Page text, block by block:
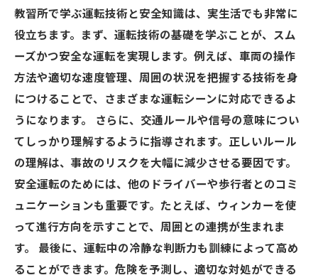
教習所で学ぶ運転技術と安全知識は、実生活でも非常に
役立ちます。まず、運転技術の基礎を学ぶことが、スム
ーズかつ安全な運転を実現します。例えば、車両の操作
方法や適切な速度管理、周囲の状況を把握する技術を身
につけることで、さまざまな運転シーンに対応できるよ
うになります。 さらに、交通ルールや信号の意味につい
てしっかり理解するように指導されます。正しいルール
の理解は、事故のリスクを大幅に減少させる要因です。
安全運転のためには、他のドライバーや歩行者とのコミ
ュニケーションも重要です。たとえば、ウィンカーを使
って進行方向を示すことで、周囲との連携が生まれま
す。 最後に、運転中の冷静な判断力も訓練によって高め
ることができます。危険を予測し、適切な対処ができる